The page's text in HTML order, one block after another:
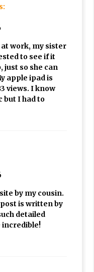
at work, my sister
to see if it
just so she can
apple ipad is
views. I know
but I had to
by my cousin.
is written by
detailed
incredible!